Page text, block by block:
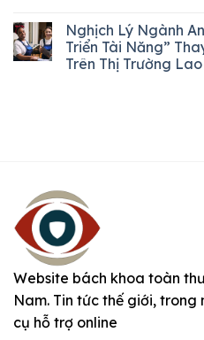
Nghịch Lý Ngành
Triển Tài Năng”
Trên Thị Trường
Website bách khoa toàn
Nam. Tin tức thế giới, trong
cụ hỗ trợ online